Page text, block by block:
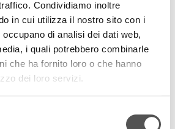
Condividiamo inoltre
in cui utilizza il nostro sito con i
di analisi dei dati web,
i quali potrebbero combinarle
che ha fornito loro o che hanno
dei loro servizi.
Fondazione BAM
FondazioneBAM.it